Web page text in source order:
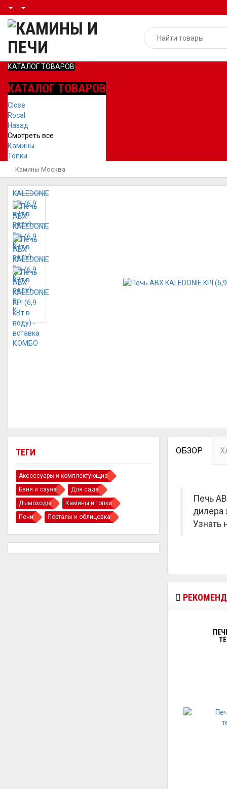
КАТАЛОГ ТОВАРОВ
КАТАЛОГ ТОВАРОВ
Close
Rocal
Назад
Смотреть все
Камины
Топки
Камины Москва
ТЕГИ
Аксессуары и комплектующие
Баня и сауна
Для сада
Дымоходы
Камины и топки
Печи
Порталы и облицовка
ОБЗОР
Печь
дилера
Узнать